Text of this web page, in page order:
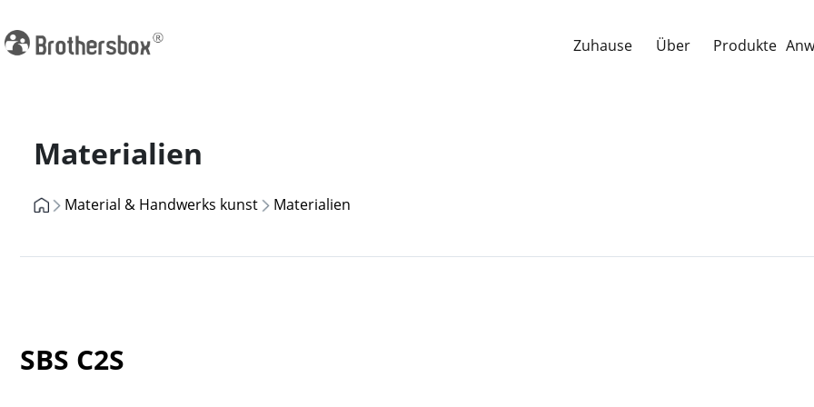
Zuhause Über Produkte
Materialien
Material & Handwerks kunst Materialien
SBS C2S